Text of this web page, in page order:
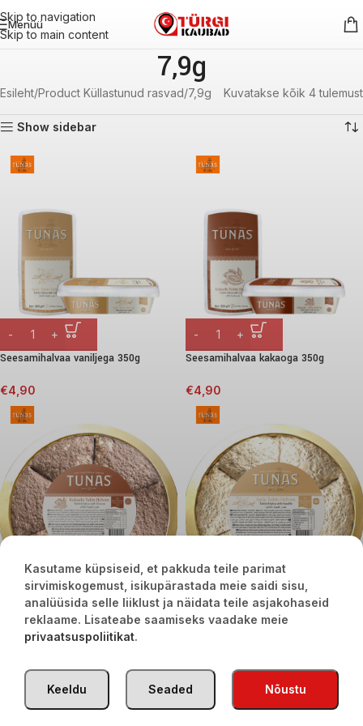
Skip to navigation
Skip to main content
Menüü
7,9g
Esileht Product Küllastunud rasvad 7,9g Kuvatakse kõik 4 tulemust
Show sidebar
Seesamihalvaa vaniljega 350g
€4,90
Seesamihalvaa kakaoga 350g
€4,90
Seesamihalvaa kakaoga 5kg
75,00
Seesamihalvaa vaniljega 5kg
Kasutame küpsiseid, et pakkuda teile parimat
sirvimiskogemust, isikupärastada meie saidi sisu,
analüüsida selle liiklust ja näidata teile asjakohaseid
reklaame. Lisateabe saamiseks vaadake meie
privaatsuspoliitikat.
Nõustu
Seaded
Keeldu